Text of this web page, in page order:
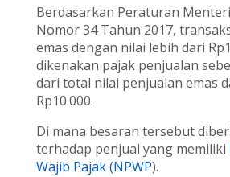
Berdasarkan Peraturan
Nomor 34 Tahun 2017,
emas dengan nilai lebih dari
dikenakan pajak penjualan
dari total nilai penjualan emas
Rp10.000.
Di mana besaran tersebut
terhadap penjual yang memiliki
Wajib Pajak (NPWP).